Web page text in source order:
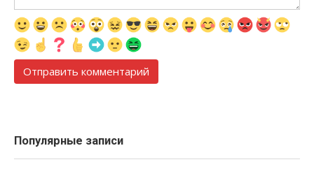
Популярные записи